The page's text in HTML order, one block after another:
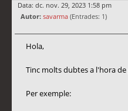
Data: dc. nov. 29, 2023 1:58 pm
Autor: savarma (Entrades: 1)
Hola,
Tinc molts dubtes a l'hora
Per exemple: